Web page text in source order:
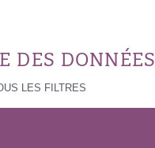
DES DONNÉES
LES FILTRES